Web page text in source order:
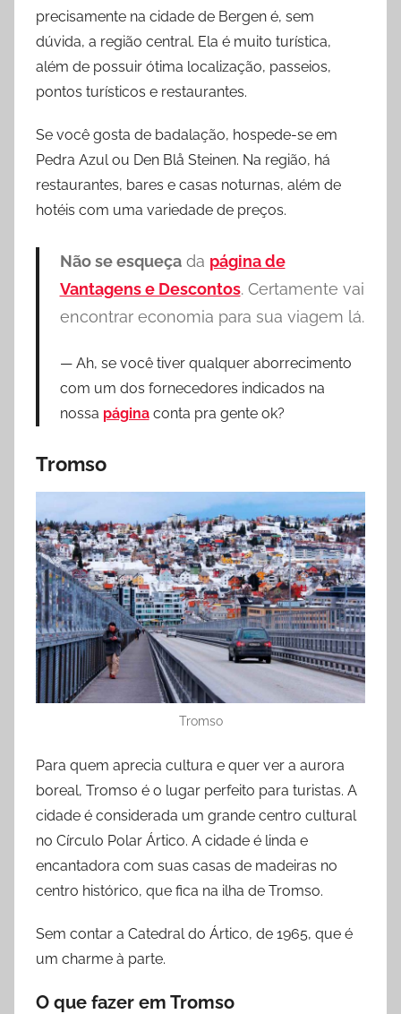
precisamente na cidade de Bergen é, sem
dúvida, a região central. Ela é muito turística,
além de possuir ótima localização, passeios,
pontos turísticos e restaurantes.
Se você gosta de badalação, hospede-se em
Pedra Azul ou Den Blå Steinen. Na região, há
restaurantes, bares e casas noturnas, além de
hotéis com uma variedade de preços.
Não se esqueçada página de
Vantagens e Descontos. Certamente vai
encontrar economia para sua viagem lá.
Ah, se você tiver qualquer aborrecimento
com um dos fornecedores indicados na
nossa páginaconta pra gente ok?
Tromso
Tromso
Para quem aprecia cultura e quer ver a aurora
boreal, Tromso é o lugar perfeito para turistas. A
cidade é considerada um grande centro cultural
no Círculo Polar Ártico. A cidade é linda e
encantadora com suas casas de madeiras no
centro histórico, que fica na ilha de Tromso.
Sem contar a Catedral do Ártico, de 1965, que é
um charme à parte.
O que fazer em Tromso